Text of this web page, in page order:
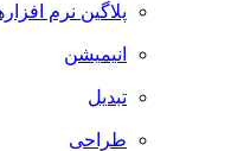
پلاگین نرم افزارها
انیمیشن
تبدیل
طراحی